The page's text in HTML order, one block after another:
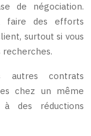
de négociation.
faire des efforts
surtout si vous
recherches.
autres contrats
chez un même
des réductions